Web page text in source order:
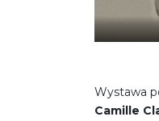
Wystawa
Camille